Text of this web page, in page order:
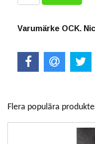
Varumärke OCK.
Flera populära